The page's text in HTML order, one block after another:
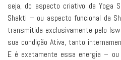
seja, do aspecto criativo da Yoga
Shakti – ou aspecto funcional da
transmitida exclusivamente pelo
sua condição Ativa, tanto
E é exatamente essa energia –